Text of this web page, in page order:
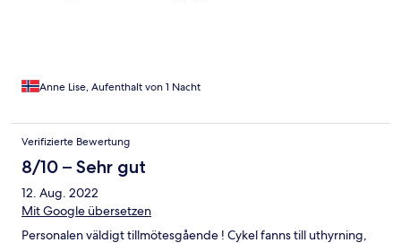
Anne Lise, Aufenthalt von 1 Nacht
Verifizierte Bewertung
8/10 – Sehr gut
12. Aug. 2022
Mit Google übersetzen
Personalen väldigt tillmötesgående ! Cykel fanns till uthyrning,